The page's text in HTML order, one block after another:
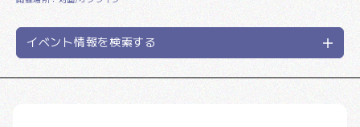
イベント情報を検索する